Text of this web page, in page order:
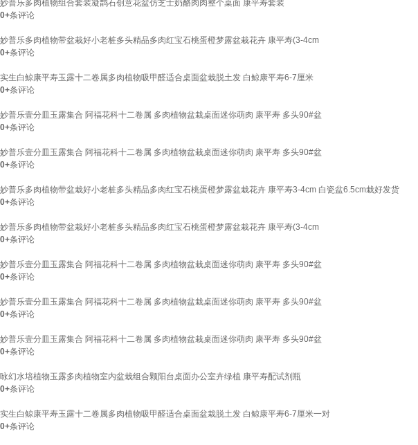
妙普乐多肉植物组合套装凝鹊石创意花盆仿芝士奶酪肉肉整个桌面 康平寿套装
0+条评论
妙普乐多肉植物带盆栽好小老桩多头精品多肉红宝石桃蛋橙梦露盆栽花卉 康平寿(3-4cm
0+条评论
实生白鲸康平寿玉露十二卷属多肉植物吸甲醛适合桌面盆栽脱土发 白鲸康平寿6-7厘米
0+条评论
妙普乐壹分皿玉露集合 阿福花科十二卷属 多肉植物盆栽桌面迷你萌肉 康平寿 多头90#盆
0+条评论
妙普乐壹分皿玉露集合 阿福花科十二卷属 多肉植物盆栽桌面迷你萌肉 康平寿 多头90#盆
0+条评论
妙普乐多肉植物带盆栽好小老桩多头精品多肉红宝石桃蛋橙梦露盆栽花卉 康平寿3-4cm 白瓷盆6.5cm栽好发货
0+条评论
妙普乐多肉植物带盆栽好小老桩多头精品多肉红宝石桃蛋橙梦露盆栽花卉 康平寿(3-4cm
0+条评论
妙普乐壹分皿玉露集合 阿福花科十二卷属 多肉植物盆栽桌面迷你萌肉 康平寿 多头90#盆
0+条评论
妙普乐壹分皿玉露集合 阿福花科十二卷属 多肉植物盆栽桌面迷你萌肉 康平寿 多头90#盆
0+条评论
妙普乐壹分皿玉露集合 阿福花科十二卷属 多肉植物盆栽桌面迷你萌肉 康平寿 多头90#盆
0+条评论
咏幻水培植物玉露多肉植物室内盆栽组合颗阳台桌面办公室卉绿植 康平寿配试剂瓶
0+条评论
实生白鲸康平寿玉露十二卷属多肉植物吸甲醛适合桌面盆栽脱土发 白鲸康平寿6-7厘米一对
0+条评论